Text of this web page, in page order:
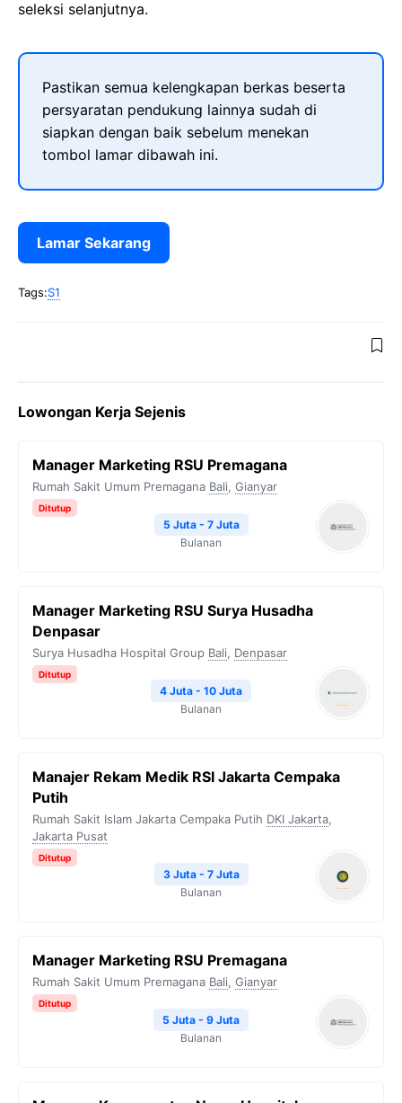
seleksi selanjutnya.
Pastikan semua kelengkapan berkas beserta
persyaratan pendukung lainnya sudah di
siapkan dengan baik sebelum menekan
tombol lamar dibawah ini.
Lamar Sekarang
Tags:S1
Lowongan Kerja Sejenis
Manager Marketing RSU Premagana
Rumah Sakit Umum Premagana Bali, Gianyar
Ditutup
5 Juta - 7 Juta
Bulanan
Manager Marketing RSU Surya Husadha
Denpasar
Surya Husadha Hospital Group Bali, Denpasar
Ditutup
4 Juta - 10 Juta
Bulanan
Manajer Rekam Medik RSI Jakarta Cempaka
Putih
Rumah Sakit Islam Jakarta Cempaka Putih DKI Jakarta,
Jakarta Pusat
Ditutup
3 Juta - 7 Juta
Bulanan
Manager Marketing RSU Premagana
Rumah Sakit Umum Premagana Bali, Gianyar
Ditutup
5 Juta - 9 Juta
Bulanan